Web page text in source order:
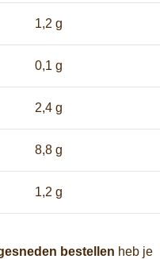
1,2 g
0,1 g
2,4 g
8,8 g
1,2 g
bestellen heb je